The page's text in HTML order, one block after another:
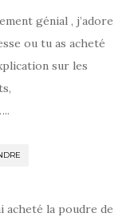
génial , j’adore
ou tu as acheté
sur les
acheté la poudre de